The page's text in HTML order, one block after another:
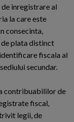
inregistrare al
la care este
consecinta,
plata distinct
fiscala al
secundar.
contribuabililor de
fiscal,
legii, de